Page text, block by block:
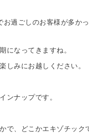
過ごしのお客様が多か
になってきますね。
しみにお越しください。
ンナップです。
で、どこかエキゾチック